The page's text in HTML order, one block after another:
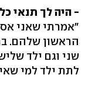
- היה לך תנאי
"אמרתי שאני
הראשון שלהם.
שני וגם ילד
לתת ילד למי